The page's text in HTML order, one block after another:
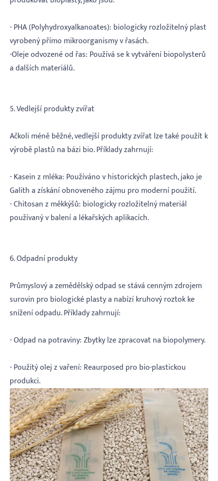
- PHA (Polyhydroxyalkanoates): biologicky rozložitelný plast
vyrobený přímo mikroorganismy v řasách.
-Oleje odvozené od řas: Používá se k vytváření biopolysterů
a dalších materiálů.
5. Vedlejší produkty zvířat
Ačkoli méně běžné, vedlejší produkty zvířat lze také použít k
výrobě plastů na bázi bio. Příklady zahrnují:
- Kasein z mléka: Používáno v historických plastech, jako je
Galith a získání obnoveného zájmu pro moderní použití.
- Chitosan z měkkýšů: biologicky rozložitelný materiál
používaný v balení a lékařských aplikacích.
6. Odpadní produkty
Průmyslový a zemědělský odpad se stává cenným zdrojem
surovin pro biologické plasty a nabízí kruhový roztok ke
snížení odpadu. Příklady zahrnují:
- Odpad na potraviny: Zbytky lze zpracovat na biopolymery.
- Použitý olej z vaření: Reaurposed pro bio-plastickou
produkci.